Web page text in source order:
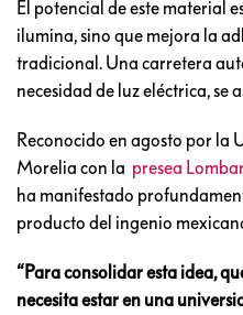
El potencial de este material
ilumina, sino que mejora la
tradicional. Una carretera
necesidad de luz eléctrica, se
Reconocido en agosto por la
Morelia con la presea
ha manifestado
producto del ingenio
“Para consolidar esta idea,
necesita estar en una